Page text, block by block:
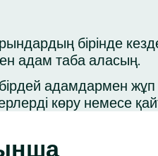
бірінде
адам таба аласың.
адамдармен жұп
көру немесе